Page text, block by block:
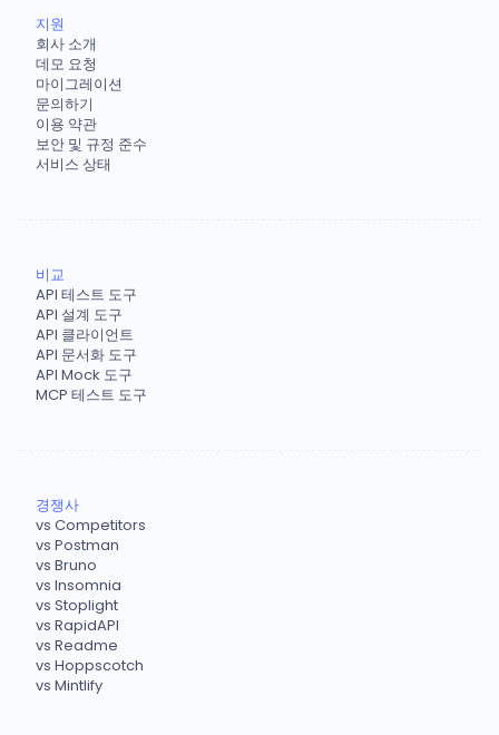
지원
회사 소개
데모 요청
마이그레이션
문의하기
이용 약관
보안 및 규정 준수
서비스 상태
비교
API 테스트 도구
API 설계 도구
API 클라이언트
API 문서화 도구
API Mock 도구
MCP 테스트 도구
경쟁사
vs Competitors
vs Postman
vs Bruno
vs Insomnia
vs Stoplight
vs RapidAPI
vs Readme
vs Hoppscotch
vs Mintlify